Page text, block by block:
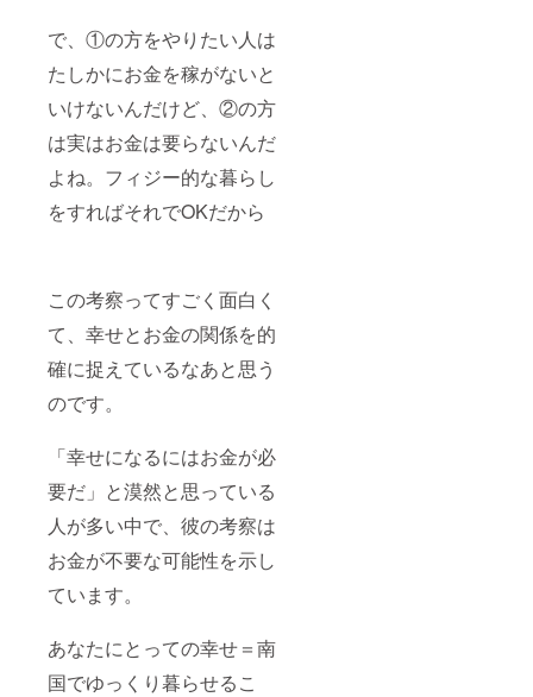
で、①の方をやりたい人は
たしかにお金を稼がないと
いけないんだけど、②の方
は実はお金は要らないんだ
よね。フィジー的な暮らし
をすればそれでOKだから
この考察ってすごく面白く
て、幸せとお金の関係を的
確に捉えているなあと思う
のです。
「幸せになるにはお金が必
要だ」と漠然と思っている
人が多い中で、彼の考察は
お金が不要な可能性を示し
ています。
あなたにとっての幸せ＝南
国でゆっくり暮らせるこ